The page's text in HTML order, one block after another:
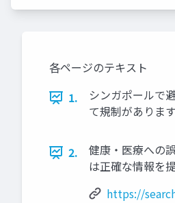
各ページのテキスト
1.
シンガポールで
て規制がありま
2.
健康・医療への
は正確な情報を
https://